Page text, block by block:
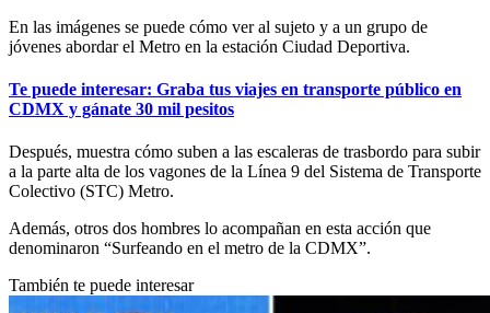
En las imágenes se puede cómo ver al sujeto y a un grupo de
jóvenes abordar el Metro en la estación Ciudad Deportiva.
Te puede interesar: Graba tus viajes en transporte público en
CDMX y gánate 30 mil pesitos
Después, muestra cómo suben a las escaleras de trasbordo para subir
a la parte alta de los vagones de la Línea 9 del Sistema de Transporte
Colectivo (STC) Metro.
Además, otros dos hombres lo acompañan en esta acción que
denominaron “Surfeando en el metro de la CDMX”.
También te puede interesar